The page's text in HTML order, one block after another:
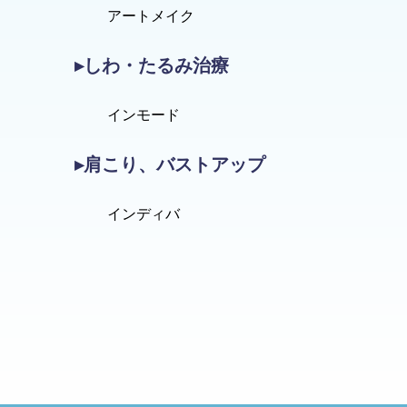
アートメイク
▸しわ・たるみ治療
インモード
▸肩こり、バストアップ
インディバ